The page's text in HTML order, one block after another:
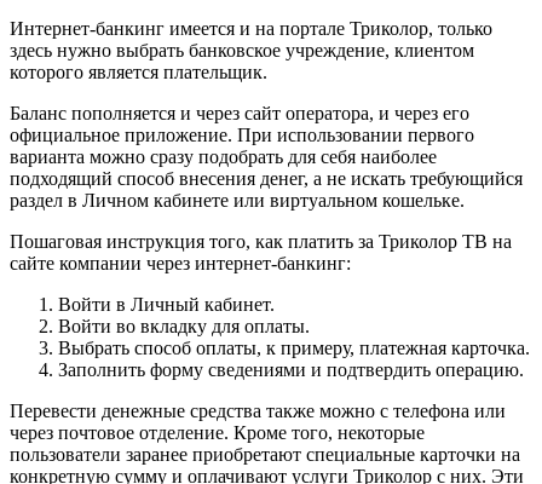
Интернет-банкинг имеется и на портале Триколор, только
здесь нужно выбрать банковское учреждение, клиентом
которого является плательщик.
Баланс пополняется и через сайт оператора, и через его
официальное приложение. При использовании первого
варианта можно сразу подобрать для себя наиболее
подходящий способ внесения денег, а не искать требующийся
раздел в Личном кабинете или виртуальном кошельке.
Пошаговая инструкция того, как платить за Триколор ТВ на
сайте компании через интернет-банкинг:
Войти в Личный кабинет.
Войти во вкладку для оплаты.
Выбрать способ оплаты, к примеру, платежная карточка.
Заполнить форму сведениями и подтвердить операцию.
Перевести денежные средства также можно с телефона или
через почтовое отделение. Кроме того, некоторые
пользователи заранее приобретают специальные карточки на
конкретную сумму и оплачивают услуги Триколор с них. Эти